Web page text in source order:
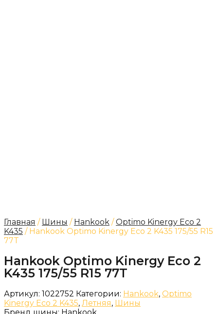
Главная / Шины / Hankook /Optimo Kinergy Eco 2
K435 / Hankook Optimo Kinergy Eco 2 K435 175/55 R15
77T
Hankook Optimo Kinergy Eco 2
K435 175/55 R15 77T
Артикул: 1022752 Категории: Hankook, Optimo
Kinergy Eco 2 K435, Летняя, Шины